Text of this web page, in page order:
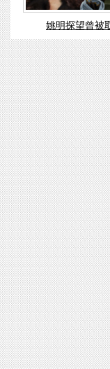
姚明探望曾被